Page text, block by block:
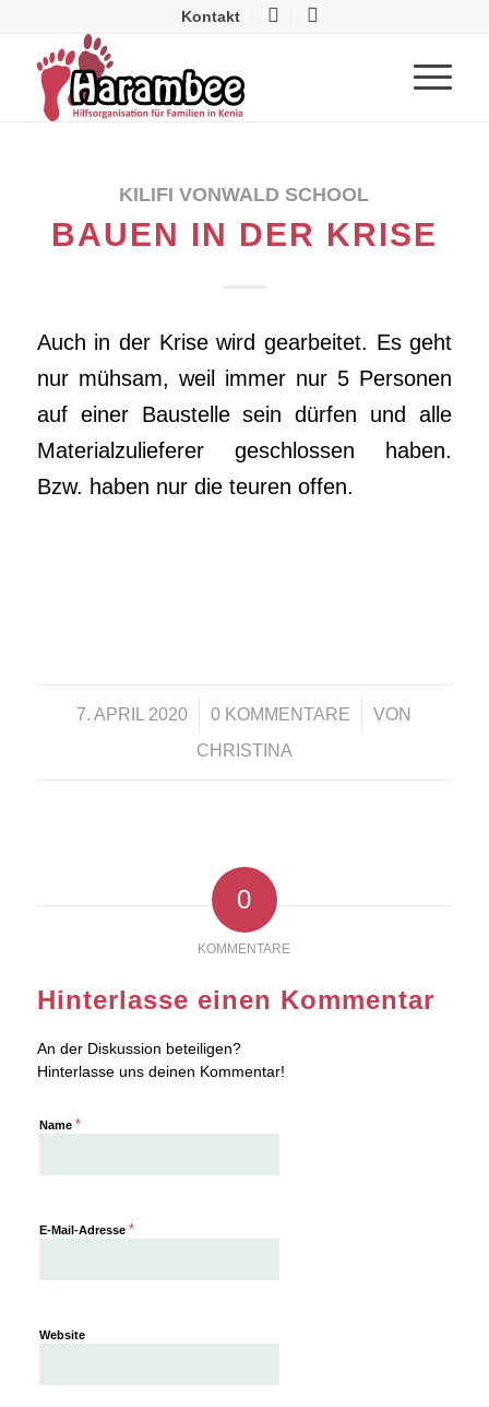
Kontakt
KILIFI VONWALD SCHOOL
BAUEN IN DER KRISE
Auch in der Krise wird gearbeitet. Es geht
nur mühsam, weil immer nur 5 Personen
auf einer Baustelle sein dürfen und alle
Materialzulieferer geschlossen haben.
Bzw. haben nur die teuren offen.
7. APRIL 2020
/ 0 KOMMENTARE
/
VON
CHRISTINA
0
KOMMENTARE
Hinterlasse einen Kommentar
An der Diskussion beteiligen?
Hinterlasse uns deinen Kommentar!
Name *
E-Mail-Adresse *
Website